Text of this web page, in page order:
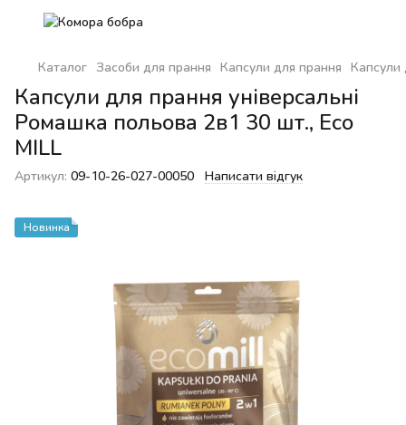
Каталог Засоби для прання Капсули для прання Капсули
Капсули для прання універсальні
Ромашка польова 2в1 30 шт., Eco
MILL
Артикул: 09-10-26-027-00050 Написати відгук
Новинка